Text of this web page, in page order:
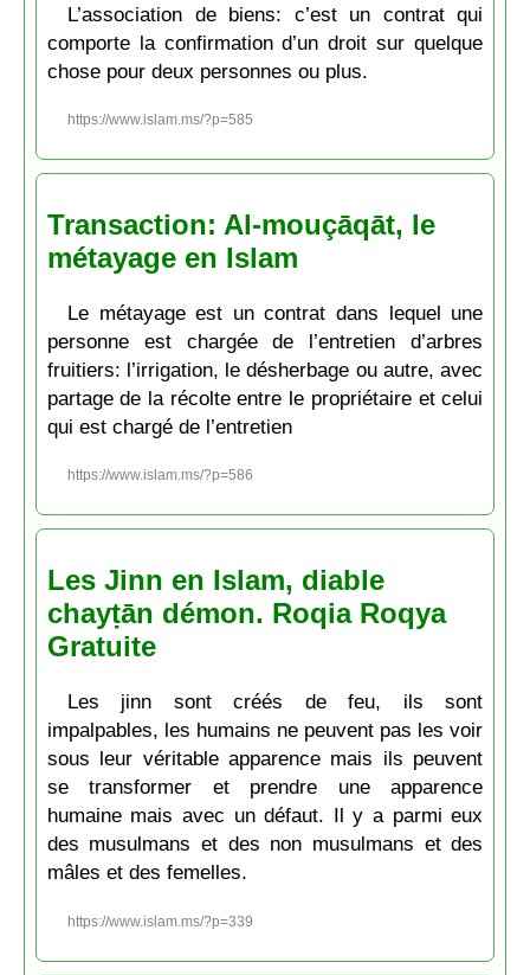
L’association de biens: c’est un contrat qui
comporte la confirmation d’un droit sur quelque
chose pour deux personnes ou plus.
https://www.islam.ms/?p=585
Transaction: Al-mouçāqāt, le
métayage en Islam
Le métayage est un contrat dans lequel une
personne est chargée de l’entretien d’arbres
fruitiers: l’irrigation, le désherbage ou autre, avec
partage de la récolte entre le propriétaire et celui
qui est chargé de l’entretien
https://www.islam.ms/?p=586
Les Jinn en Islam, diable
chayṭān démon. Roqia Roqya
Gratuite
Les jinn sont créés de feu, ils sont
impalpables, les humains ne peuvent pas les voir
sous leur véritable apparence mais ils peuvent
se transformer et prendre une apparence
humaine mais avec un défaut. Il y a parmi eux
des musulmans et des non musulmans et des
mâles et des femelles.
https://www.islam.ms/?p=339